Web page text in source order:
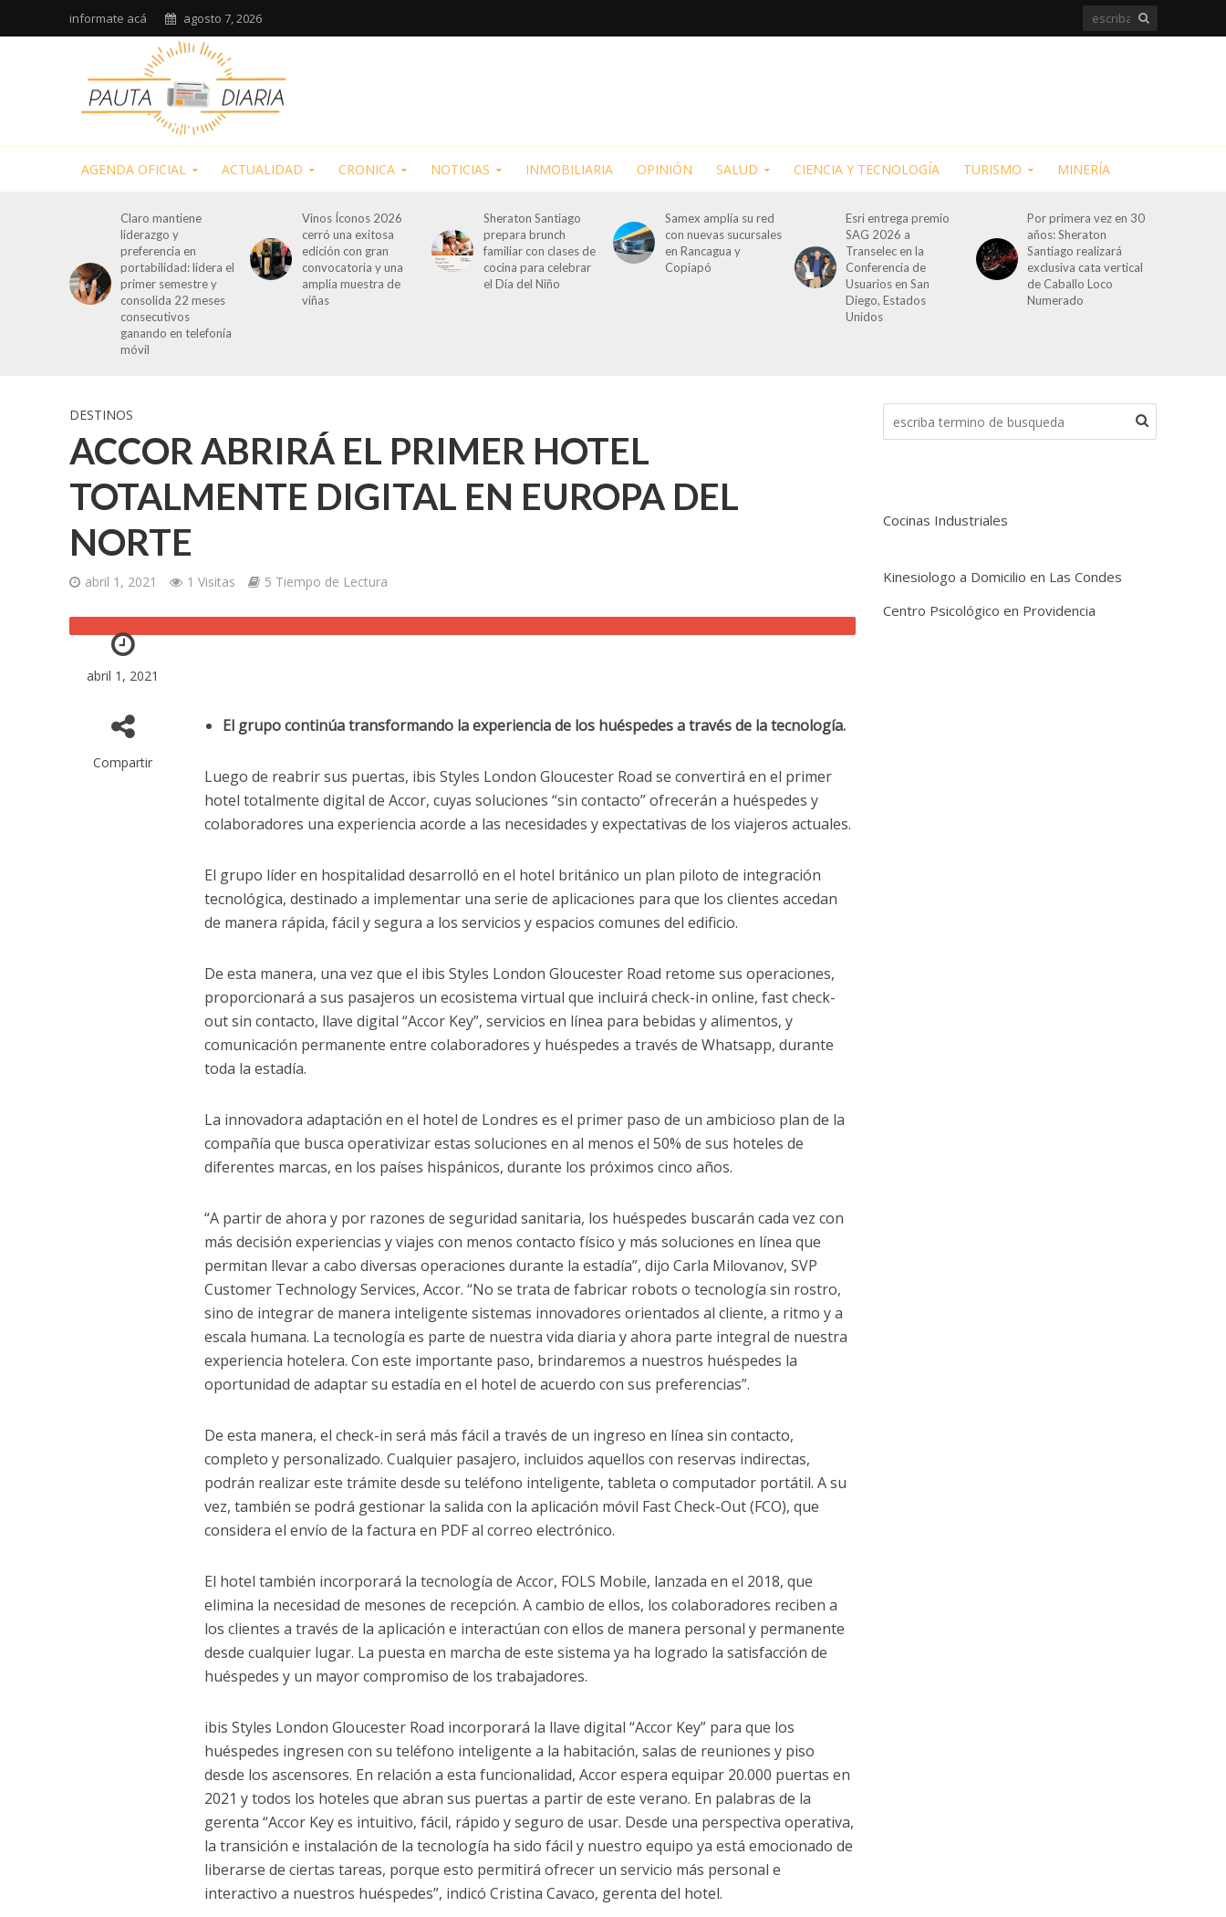
informate acá agosto 7, 2026
AGENDA OFICIAL ACTUALIDAD CRONICA NOTICIAS INMOBILIARIA OPINIÓN SALUD CIENCIA Y TECNOLOGÍA TURISMO MINERÍA
Claro mantiene
liderazgo y
preferencia en
portabilidad: lidera el
primer semestre y
consolida 22 meses
consecutivos
ganando en telefonía
móvil
Vinos Íconos 2026
cerró una exitosa
edición con gran
convocatoria y una
amplia muestra de
viñas
Sheraton Santiago
prepara brunch
familiar con clases de
cocina para celebrar
el Día del Niño
Samex amplía su red
con nuevas sucursales
en Rancagua y
Copiapó
Esri entrega premio
SAG 2026 a
Transelec en la
Conferencia de
Usuarios en San
Diego, Estados
Unidos
Por primera vez en 30
años: Sheraton
Santiago realizará
exclusiva cata vertical
de Caballo Loco
Numerado
DESTINOS
ACCOR ABRIRÁ EL PRIMER HOTEL
TOTALMENTE DIGITAL EN EUROPA DEL
NORTE
abril 1, 2021 1 Visitas 5 Tiempo de Lectura
abril 1, 2021
Compartir
El grupo continúa transformando la experiencia de los huéspedes a través de la tecnología.
Luego de reabrir sus puertas, ibis Styles London Gloucester Road se convertirá en el primer
hotel totalmente digital de Accor, cuyas soluciones “sin contacto” ofrecerán a huéspedes y
colaboradores una experiencia acorde a las necesidades y expectativas de los viajeros actuales.
El grupo líder en hospitalidad desarrolló en el hotel británico un plan piloto de integración
tecnológica, destinado a implementar una serie de aplicaciones para que los clientes accedan
de manera rápida, fácil y segura a los servicios y espacios comunes del edificio.
De esta manera, una vez que el ibis Styles London Gloucester Road retome sus operaciones,
proporcionará a sus pasajeros un ecosistema virtual que incluirá check-in online, fast check-
out sin contacto, llave digital “Accor Key”, servicios en línea para bebidas y alimentos, y
comunicación permanente entre colaboradores y huéspedes a través de Whatsapp, durante
toda la estadía.
La innovadora adaptación en el hotel de Londres es el primer paso de un ambicioso plan de la
compañía que busca operativizar estas soluciones en al menos el 50% de sus hoteles de
diferentes marcas, en los países hispánicos, durante los próximos cinco años.
“A partir de ahora y por razones de seguridad sanitaria, los huéspedes buscarán cada vez con
más decisión experiencias y viajes con menos contacto físico y más soluciones en línea que
permitan llevar a cabo diversas operaciones durante la estadía”, dijo Carla Milovanov, SVP
Customer Technology Services, Accor. “No se trata de fabricar robots o tecnología sin rostro,
sino de integrar de manera inteligente sistemas innovadores orientados al cliente, a ritmo y a
escala humana. La tecnología es parte de nuestra vida diaria y ahora parte integral de nuestra
experiencia hotelera. Con este importante paso, brindaremos a nuestros huéspedes la
oportunidad de adaptar su estadía en el hotel de acuerdo con sus preferencias”.
De esta manera, el check-in será más fácil a través de un ingreso en línea sin contacto,
completo y personalizado. Cualquier pasajero, incluidos aquellos con reservas indirectas,
podrán realizar este trámite desde su teléfono inteligente, tableta o computador portátil. A su
vez, también se podrá gestionar la salida con la aplicación móvil Fast Check-Out (FCO), que
considera el envío de la factura en PDF al correo electrónico.
El hotel también incorporará la tecnología de Accor, FOLS Mobile, lanzada en el 2018, que
elimina la necesidad de mesones de recepción. A cambio de ellos, los colaboradores reciben a
los clientes a través de la aplicación e interactúan con ellos de manera personal y permanente
desde cualquier lugar. La puesta en marcha de este sistema ya ha logrado la satisfacción de
huéspedes y un mayor compromiso de los trabajadores.
ibis Styles London Gloucester Road incorporará la llave digital “Accor Key” para que los
huéspedes ingresen con su teléfono inteligente a la habitación, salas de reuniones y piso
desde los ascensores. En relación a esta funcionalidad, Accor espera equipar 20.000 puertas en
2021 y todos los hoteles que abran sus puertas a partir de este verano. En palabras de la
gerenta “Accor Key es intuitivo, fácil, rápido y seguro de usar. Desde una perspectiva operativa,
la transición e instalación de la tecnología ha sido fácil y nuestro equipo ya está emocionado de
liberarse de ciertas tareas, porque esto permitirá ofrecer un servicio más personal e
interactivo a nuestros huéspedes”, indicó Cristina Cavaco, gerenta del hotel.
Cocinas Industriales
Kinesiologo a Domicilio en Las Condes
Centro Psicológico en Providencia